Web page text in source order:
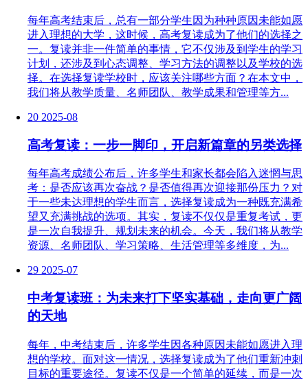
每年高考结束后，总有一部分学生因为种种原因未能如愿
进入理想的大学，这时候，高考复读成为了他们的选择之
一。复读并非一件简单的事情，它不仅涉及到学生的学习
计划，还涉及到心态调整、学习方法的调整以及学校的选
择。在选择复读学校时，应该关注哪些方面？在本文中，
我们将从教学质量、名师团队、教学成果和管理等方...
20 2025-08
高考复读：一步一脚印，开启新篇章的另类选择
每年高考成绩公布后，许多学生和家长都会陷入迷惘与思
考：是否应该再次奋战？是否值得再次迎接那份压力？对
于一些未达理想的学生而言，选择复读成为一种既充满希
望又充满挑战的选项。其实，复读不仅仅是重复考试，更
是一次自我提升、规划未来的机会。今天，我们将从教学
资源、名师团队、学习策略、生活管理等多维度，为...
29 2025-07
中考复读班：为未来打下坚实基础，走向更广阔
的天地
每年，中考结束后，许多学生因各种原因未能如愿进入理
想的学校。面对这一情况，选择复读成为了他们重新冲刺
目标的重要途径。复读不仅是一个简单的延续，而是一次